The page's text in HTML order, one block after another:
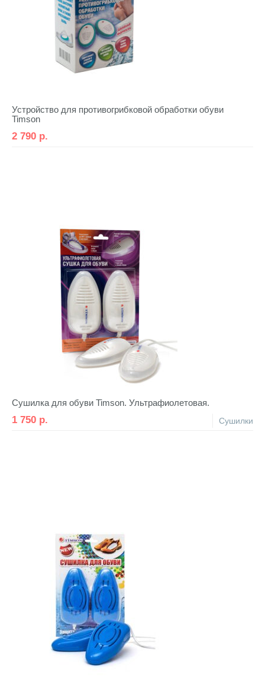
Устройство для противогрибковой обработки обуви
Timson
2 790 р.
Сушилка для обуви Timson. Ультрафиолетовая.
Сушилки
1 750 р.